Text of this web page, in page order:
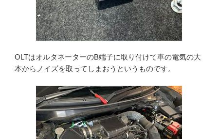
OLTはオルタネーターのB端子に取り付けて車の電気の大
本からノイズを取ってしまおうというものです。